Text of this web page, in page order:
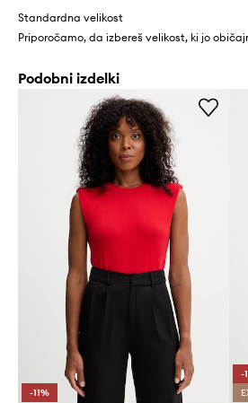
Standardna velikost
Priporočamo, da izbereš velikost, ki jo
Podobni izdelki
-11%
-